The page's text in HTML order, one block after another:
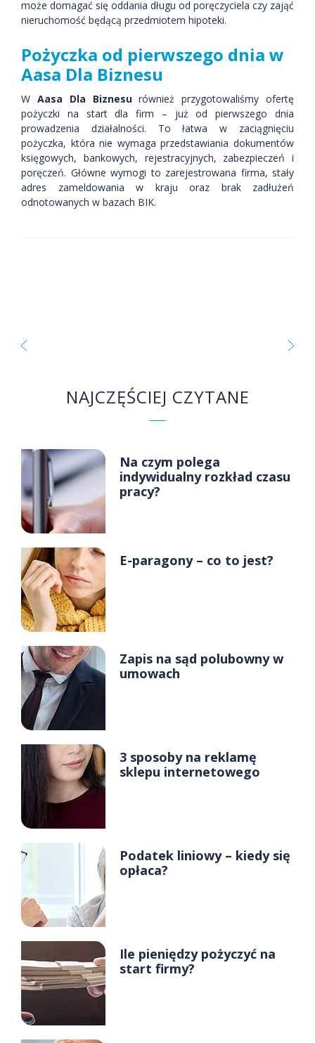
może domagać się oddania długu od poręczyciela czy zająć
nieruchomość będącą przedmiotem hipoteki.
Pożyczka od pierwszego dnia w
Aasa Dla Biznesu
W Aasa Dla Biznesurównież przygotowaliśmy ofertę
pożyczki na start dla firm – już od pierwszego dnia
prowadzenia działalności. To łatwa w zaciągnięciu
pożyczka, która nie wymaga przedstawiania dokumentów
księgowych, bankowych, rejestracyjnych, zabezpieczeń i
poręczeń. Główne wymogi to zarejestrowana firma, stały
adres zameldowania w kraju oraz brak zadłużeń
odnotowanych w bazach BIK.
NAJCZĘŚCIEJ CZYTANE
Na czym polega
indywidualny rozkład czasu
pracy?
E-paragony – co to jest?
Zapis na sąd polubowny w
umowach
3 sposoby na reklamę
sklepu internetowego
Podatek liniowy – kiedy się
opłaca?
Ile pieniędzy pożyczyć na
start firmy?